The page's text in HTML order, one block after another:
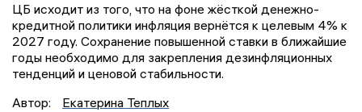
ЦБ исходит из того, что на фоне жёсткой денежно-
кредитной политики инфляция вернётся к целевым 4% к
2027 году. Сохранение повышенной ставки в ближайшие
годы необходимо для закрепления дезинфляционных
тенденций и ценовой стабильности.
Автор:
Екатерина Теплых